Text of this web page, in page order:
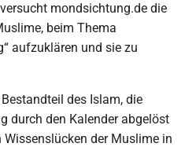
mondsichtung.de die
beim Thema
aufzuklären und sie zu
des Islam, die
durch den Kalender abgelöst
der Muslime in